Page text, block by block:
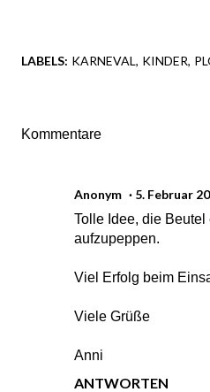
LABELS: KARNEVAL KINDER
Kommentare
Anonym
5. Februar
Tolle Idee, die
aufzupeppen.
Viel Erfolg beim
Viele Grüße
Anni
ANTWORTEN